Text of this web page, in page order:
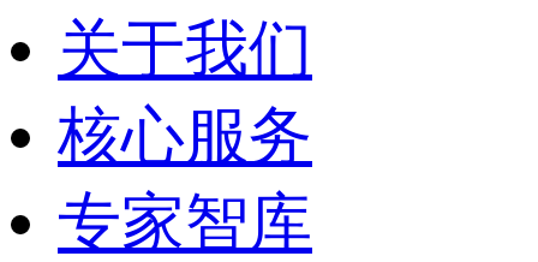
关于我们
核心服务
专家智库